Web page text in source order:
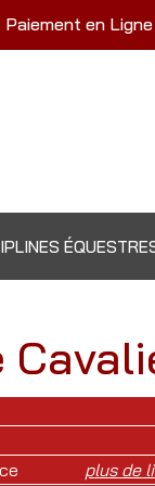
Paiement en Ligne
plus de